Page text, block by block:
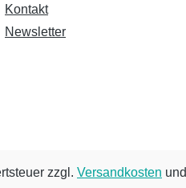
Kontakt
Newsletter
zzgl. Versandkosten